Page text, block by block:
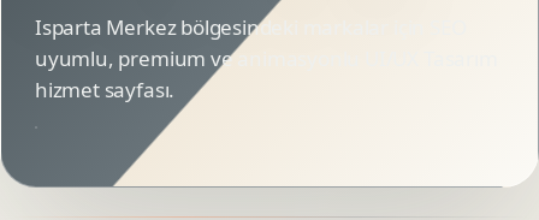
Isparta Merkez bölgesindeki markalar için SEO
uyumlu, premium ve animasyonlu UI/UX Tasarım
hizmet sayfası.